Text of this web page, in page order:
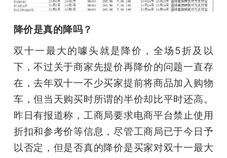
降价是真的降吗？
双十一最大的噱头就是降价，全场5折及以
下，不过关于商家先提价再降价的问题一直存
在，去年双十一不少买家提前将商品加入购物
车，但当天购买时所谓的半价却比平时还高。
昨日有报道称，工商局要求电商平台禁止使用
折扣和参考价等信息，尽管工商局已于今日予
以否定，但是否真的降价是买家对双十一最大